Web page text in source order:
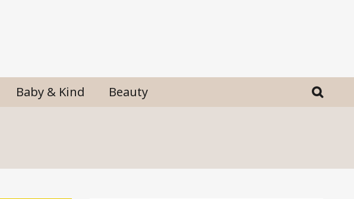
Baby & Kind Beauty